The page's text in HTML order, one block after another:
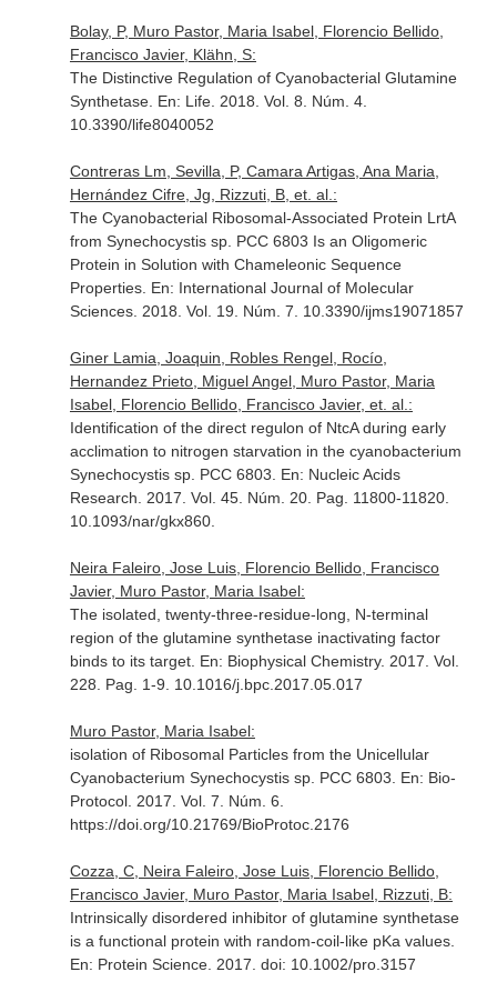
Bolay, P, Muro Pastor, Maria Isabel, Florencio Bellido,
Francisco Javier, Klähn, S:
The Distinctive Regulation of Cyanobacterial Glutamine
Synthetase. En: Life. 2018. Vol. 8. Núm. 4.
10.3390/life8040052
Contreras Lm, Sevilla, P, Camara Artigas, Ana Maria,
Hernández Cifre, Jg, Rizzuti, B, et. al.:
The Cyanobacterial Ribosomal-Associated Protein LrtA
from Synechocystis sp. PCC 6803 Is an Oligomeric
Protein in Solution with Chameleonic Sequence
Properties. En: International Journal of Molecular
Sciences. 2018. Vol. 19. Núm. 7. 10.3390/ijms19071857
Giner Lamia, Joaquin, Robles Rengel, Rocío,
Hernandez Prieto, Miguel Angel, Muro Pastor, Maria
Isabel, Florencio Bellido, Francisco Javier, et. al.:
Identification of the direct regulon of NtcA during early
acclimation to nitrogen starvation in the cyanobacterium
Synechocystis sp. PCC 6803. En: Nucleic Acids
Research . 2017. Vol. 45. Núm. 20. Pag. 11800-11820.
10.1093/nar/gkx860.
Neira Faleiro, Jose Luis, Florencio Bellido, Francisco
Javier, Muro Pastor, Maria Isabel:
The isolated, twenty-three-residue-long, N-terminal
region of the glutamine synthetase inactivating factor
binds to its target. En: Biophysical Chemistry. 2017. Vol.
228. Pag. 1-9. 10.1016/j.bpc.2017.05.017
Muro Pastor, Maria Isabel:
isolation of Ribosomal Particles from the Unicellular
Cyanobacterium Synechocystis sp. PCC 6803. En: Bio-
Protocol. 2017. Vol. 7. Núm. 6.
https://doi.org/10.21769/BioProtoc.2176
Cozza, C, Neira Faleiro, Jose Luis, Florencio Bellido,
Francisco Javier, Muro Pastor, Maria Isabel, Rizzuti, B:
Intrinsically disordered inhibitor of glutamine synthetase
is a functional protein with random-coil-like pKa values.
En: Protein Science. 2017. doi: 10.1002/pro.3157